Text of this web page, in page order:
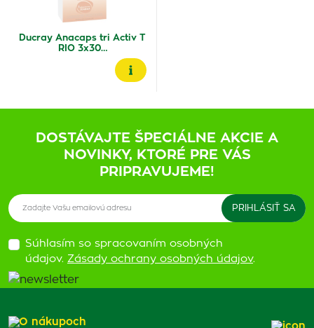
Ducray Anacaps tri Activ T
RIO 3x30…
DOSTÁVAJTE ŠPECIÁLNE AKCIE A
NOVINKY, KTORÉ PRE VÁS
PRIPRAVUJEME!
Súhlasím so spracovaním osobných
údajov. Zásady ochrany osobných údajov.
O nákupoch